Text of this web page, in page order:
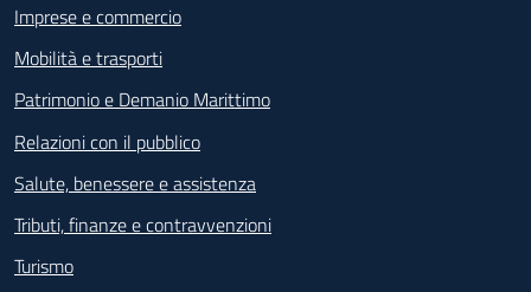
Imprese e commercio
Mobilità e trasporti
Patrimonio e Demanio Marittimo
Relazioni con il pubblico
Salute, benessere e assistenza
Tributi, finanze e contravvenzioni
Turismo